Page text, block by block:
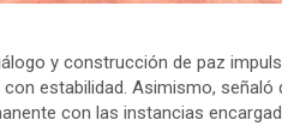
y construcción de paz
estabilidad. Asimismo, señaló
con las instancias